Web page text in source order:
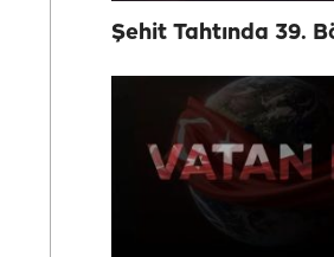
Şehit Tahtında 39.